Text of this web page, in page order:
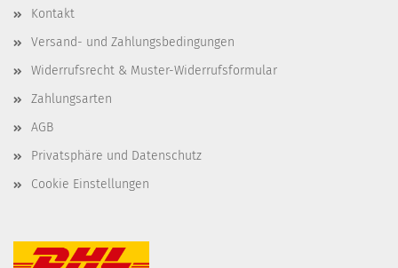
Kontakt
Versand- und Zahlungsbedingungen
Widerrufsrecht & Muster-Widerrufsformular
Zahlungsarten
AGB
Privatsphäre und Datenschutz
Cookie Einstellungen